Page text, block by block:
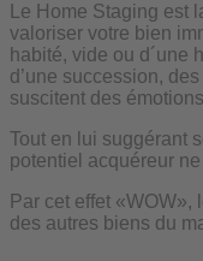
Le Home Staging est
valoriser votre bien
habité, vide ou d´une
d’une succession,
suscitent des
Tout en lui suggérant
potentiel acquéreur
Par cet effet
des autres biens du